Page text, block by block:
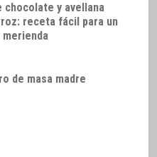
chocolate y avellana
receta fácil para un
de masa madre